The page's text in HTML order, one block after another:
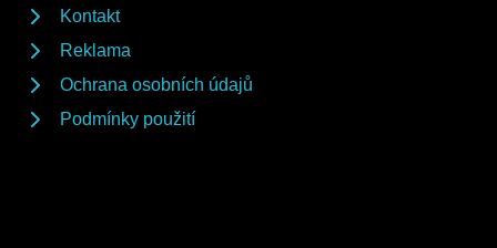
Kontakt
Reklama
Ochrana osobních údajů
Podmínky použití